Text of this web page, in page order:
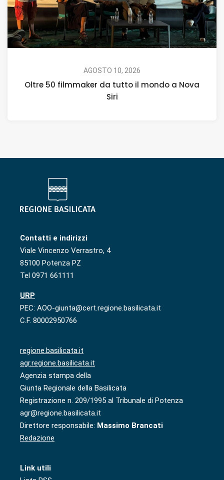
AGOSTO 10, 2026
Oltre 50 filmmaker da tutto il mondo a Nova
Siri
Contatti e indirizzi
Viale Vincenzo Verrastro, 4
85100 Potenza PZ
Tel 0971 661111
URP
PEC: AOO-giunta@cert.regione.basilicata.it
C.F. 80002950766
regione.basilicata.it
agr.regione.basilicata.it
Agenzia stampa della
Giunta Regionale della Basilicata
Registrazione n. 209/1995 al Tribunale di Potenza
agr@regione.basilicata.it
Direttore responsabile: Massimo Brancati
Redazione
Link utili